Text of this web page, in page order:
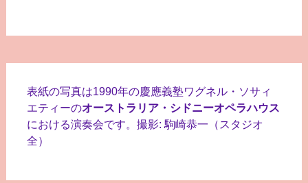
表紙の写真は1990年の慶應義塾ワグネル・ソサィ
エティーのオーストラリア・シドニーオペラハウス
における演奏会です。撮影: 駒崎恭一（スタジオ
全）